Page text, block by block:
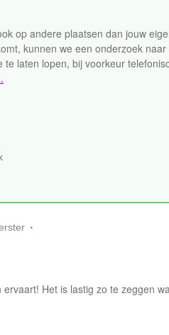
op andere plaatsen dan jouw
kunnen we een onderzoek
laten lopen, bij voorkeur
Het is lastig zo te zeggen